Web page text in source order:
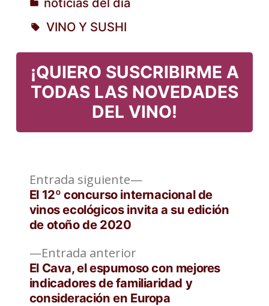
Publicado
en VINO Y SUSHI
¡QUIERO SUSCRIBIRME A
TODAS LAS NOVEDADES
DEL VINO!
Navegación
de
entradas
Entrada anteriorEntrada
anterior:
El Cava, el espumoso con mejores
indicadores de familiaridad y
consideración en Europa
Entrada siguiente
Entrada
siguiente:
El 12º concurso internacional de
vinos ecológicos invita a su edición
de otoño de 2020